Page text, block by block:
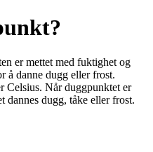
er mettet med fuktighet og
å danne dugg eller frost.
Celsius. Når duggpunktet er
dannes dugg, tåke eller frost.